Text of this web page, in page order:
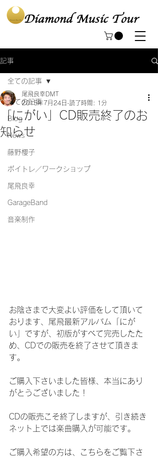
記事
全ての記事
Blog
News
藤野櫻子
ボイトレ／ワークショップ
尾飛良幸
GarageBand
音楽制作
全ての記事
「にがい」CD販売終了のお
知らせ
尾飛良幸DMT
2015年7月24日 読了時間: 1分
お陰さまで大変よい評価をして頂いて
おります、尾飛最新アルバム「にが
い」ですが、初版がすべて完売したた
め、CDでの販売を終了させて頂きま
す。
ご購入下さいました皆様、本当にあり
がとうございました！
CDの販売こそ終了しますが、引き続き
ネット上では楽曲購入が可能です。
ご購入希望の方は、こちらをご覧下さ